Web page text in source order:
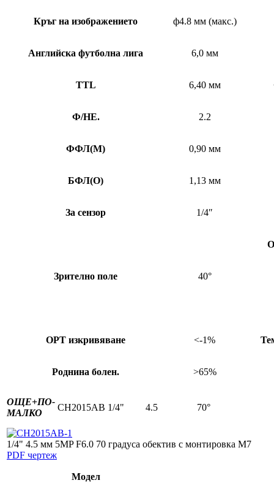
Кръг на изображението ф4.8 мм (макс.)
Английска футболна лига 6,0 мм
TTL 6,40 мм
Ф/НЕ. 2.2
ФФЛ(M) 0,90 мм
БФЛ(O) 1,13 мм
За сензор 1/4″
Зрително поле 40°
OPT изкривяване <-1%
Роднина болен. >65%
ОЩЕ+ПО-
МАЛКО
CH2015AB 1/4" 4.5 70°
1/4" 4.5 мм 5MP F6.0 70 градуса обектив с монтировка M7
PDF чертеж
Модел